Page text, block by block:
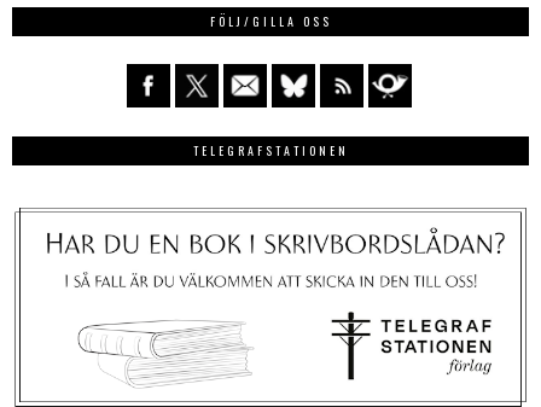
FÖLJ/GILLA OSS
TELEGRAFSTATIONEN